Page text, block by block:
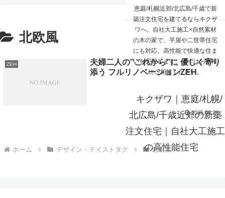
恵庭/札幌近郊/北広島/千歳で新
築注文住宅を建てるならキクザ
ワへ。自社大工施工×自然素材
の木の家で、平屋や二世帯住宅
にも対応。高性能で快適な住ま
いを実現します。まずはお気軽
にご相談ください。
キクザワ｜恵庭/札幌/
北広島/千歳近郊の新築
注文住宅｜自社大工施工
の高性能住宅
☰
北欧風
ZEH
夫婦二人の‟これから”に 優しく寄り
添う フルリノベーションZEH
2025.06.28
ホーム デザイン・テイストタグ 北欧風